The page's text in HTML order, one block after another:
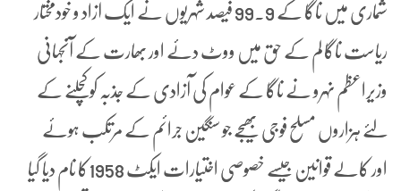
شماری میں ناگا کے 99.9 فیصد شہریوں نے ایک آزاد و خودمختار
ریاست ناگا لم کے حق میں ووٹ دئے اور بھارت کے آنجہانی
وزیراعظم نہرو نے ناگا کے عوام کی آزادی کے جذبہ کو کچلنے کے
لئے ہزاروں مسلح فوجی بھیجے جو سنگین جرائم کے مرتکب ہوئے
اور کالے قوانین جیسے خصوصی اختیارات ایکٹ 1958کا نام دیا گیا